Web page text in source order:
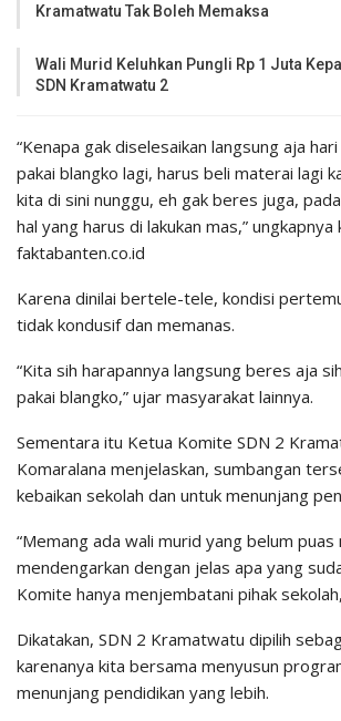
Kramatwatu Tak Boleh Memaksa
Wali Murid Keluhkan Pungli Rp 1 Juta
SDN Kramatwatu 2
“Kenapa gak diselesaikan langsung aja
pakai blangko lagi, harus beli materai lagi
kita di sini nunggu, eh gak beres juga,
hal yang harus di lakukan mas,” ungkapnya
faktabanten.co.id
Karena dinilai bertele-tele, kondisi
tidak kondusif dan memanas.
“Kita sih harapannya langsung beres aja
pakai blangko,” ujar masyarakat lainnya.
Sementara itu Ketua Komite SDN 2
Komaralana menjelaskan, sumbangan
kebaikan sekolah dan untuk menunjang
“Memang ada wali murid yang belum puas
mendengarkan dengan jelas apa yang
Komite hanya menjembatani pihak
Dikatakan, SDN 2 Kramatwatu dipilih
karenanya kita bersama menyusun
menunjang pendidikan yang lebih.